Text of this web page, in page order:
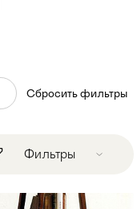
Сбросить фильтры
Фильтры